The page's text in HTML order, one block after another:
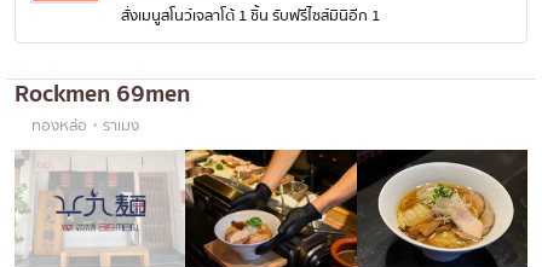
หม้อไฟญี่ปุ่น
ร้านอาหารญี่ปุ่นแบบดั้งเดิม
ทาโกะยากิ
โอเด้ง/เมนูตุ๋นสไตล์ญี่ปุ่น
อาหารชุด/อาหารญี่ปุ่นสไตล์โฮมคุกกิ้ง
ลาดพร้าว
สมุทรปราการ
ปทุมธานี
สมุทรสาคร
สั่งเมนูสโนว์เจลาโต้ 1 ชิ้น รับฟรีไซส์มินิอีก 1
Rockmen 69men
ทองหล่อ・ราเมง